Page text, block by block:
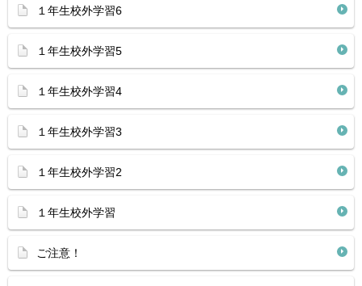
１年生校外学習6
１年生校外学習5
１年生校外学習4
１年生校外学習3
１年生校外学習2
１年生校外学習
ご注意！